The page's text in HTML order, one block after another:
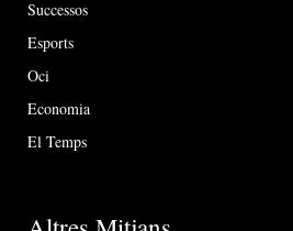
Successos
Esports
Oci
Economia
El Temps